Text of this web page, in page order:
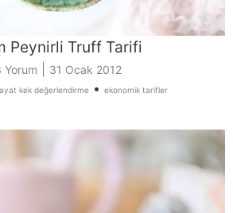
Peynirli Truff Tarifi
Yorum 31 Ocak 2012
kek değerlendirme • ekonomik tarifler